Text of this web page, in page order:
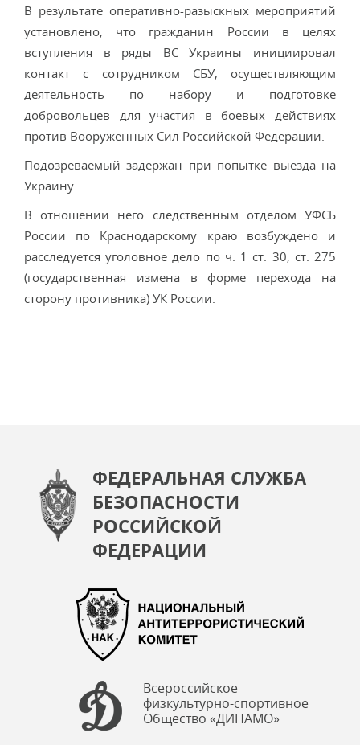
В результате оперативно-разыскных мероприятий
установлено, что гражданин России в целях
вступления в ряды ВС Украины инициировал
контакт с сотрудником СБУ, осуществляющим
деятельность по набору и подготовке
добровольцев для участия в боевых действиях
против Вооруженных Сил Российской Федерации.
Подозреваемый задержан при попытке выезда на
Украину.
В отношении него следственным отделом УФСБ
России по Краснодарскому краю возбуждено и
расследуется уголовное дело по ч. 1 ст. 30, ст. 275
(государственная измена в форме перехода на
сторону противника) УК России.
ФЕДЕРАЛЬНАЯ СЛУЖБА
БЕЗОПАСНОСТИ
РОССИЙСКОЙ
ФЕДЕРАЦИИ
Всероссийское
физкультурно-спортивное
Общество «ДИНАМО»